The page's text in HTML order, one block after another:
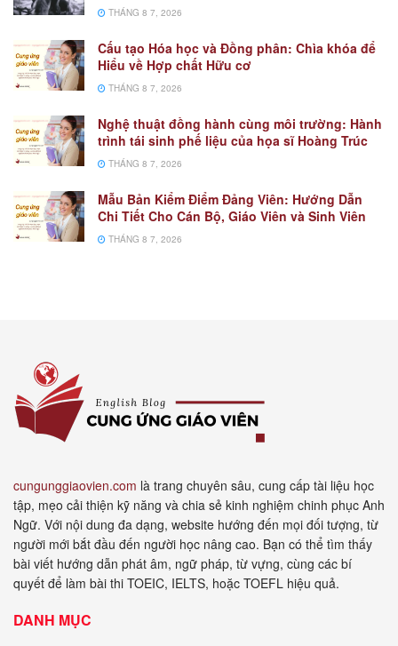
THÁNG 8 7, 2026
Cấu tạo Hóa học và Đồng phân: Chìa khóa để
Hiểu về Hợp chất Hữu cơ
THÁNG 8 7, 2026
Nghệ thuật đồng hành cùng môi trường: Hành
trình tái sinh phế liệu của họa sĩ Hoàng Trúc
THÁNG 8 7, 2026
Mẫu Bản Kiểm Điểm Đảng Viên: Hướng Dẫn
Chi Tiết Cho Cán Bộ, Giáo Viên và Sinh Viên
THÁNG 8 7, 2026
cungunggiaovien.com là trang chuyên sâu, cung cấp tài liệu học
tập, mẹo cải thiện kỹ năng và chia sẻ kinh nghiệm chinh phục Anh
Ngữ. Với nội dung đa dạng, website hướng đến mọi đối tượng, từ
người mới bắt đầu đến người học nâng cao. Bạn có thể tìm thấy
bài viết hướng dẫn phát âm, ngữ pháp, từ vựng, cùng các bí
quyết để làm bài thi TOEIC, IELTS, hoặc TOEFL hiệu quả.
DANH MỤC